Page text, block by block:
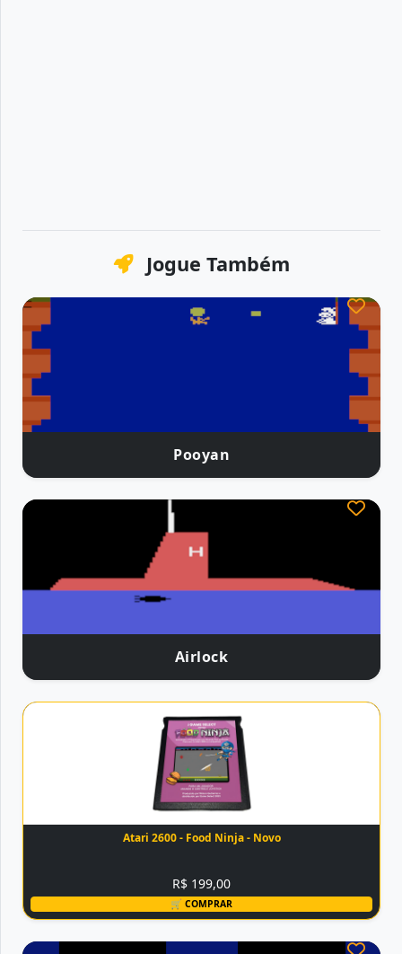
Jogue Também
Pooyan
Airlock
Atari 2600 - Food Ninja - Novo
R$ 199,00
🛒 COMPRAR